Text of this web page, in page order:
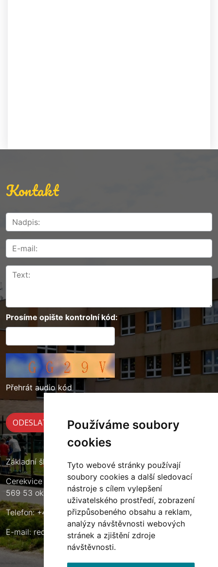
Používáme soubory
cookies
Tyto webové stránky používají
soubory cookies a další sledovací
nástroje s cílem vylepšení
uživatelského prostředí, zobrazení
přizpůsobeného obsahu a reklam,
analýzy návštěvnosti webových
stránek a zjištění zdroje
návštěvnosti.
Kontakt
Prosíme opište kontrolní kód:
Přehrát audio kód
Základní škola Cerekvice nad Loučnou
Cerekvice nad Loučnou 135
569 53 okres Svitavy
Telefon: +420 461 633 140
E-mail:reditel@zscerekvice.cz